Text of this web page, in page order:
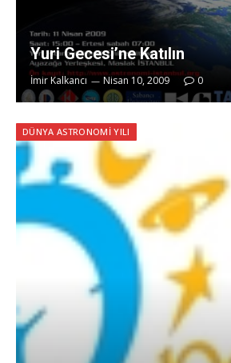
Yuri Gecesi’ne Katılın
İmir Kalkancı Nisan 10, 2009 0
DÜNYA ASTRONOMI YILI